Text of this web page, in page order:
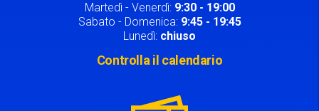
Martedì - Venerdì: 9:30 - 19:00
Sabato - Domenica: 9:45 - 19:45
Lunedì: chiuso
Controlla il calendario